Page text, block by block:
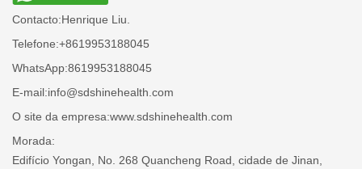
Contacto:Henrique Liu.
Telefone:+8619953188045
WhatsApp:8619953188045
E-mail:info@sdshinehealth.com
O site da empresa:www.sdshinehealth.com
Morada:
Edifício Yongan, No. 268 Quancheng Road, cidade de Jinan,